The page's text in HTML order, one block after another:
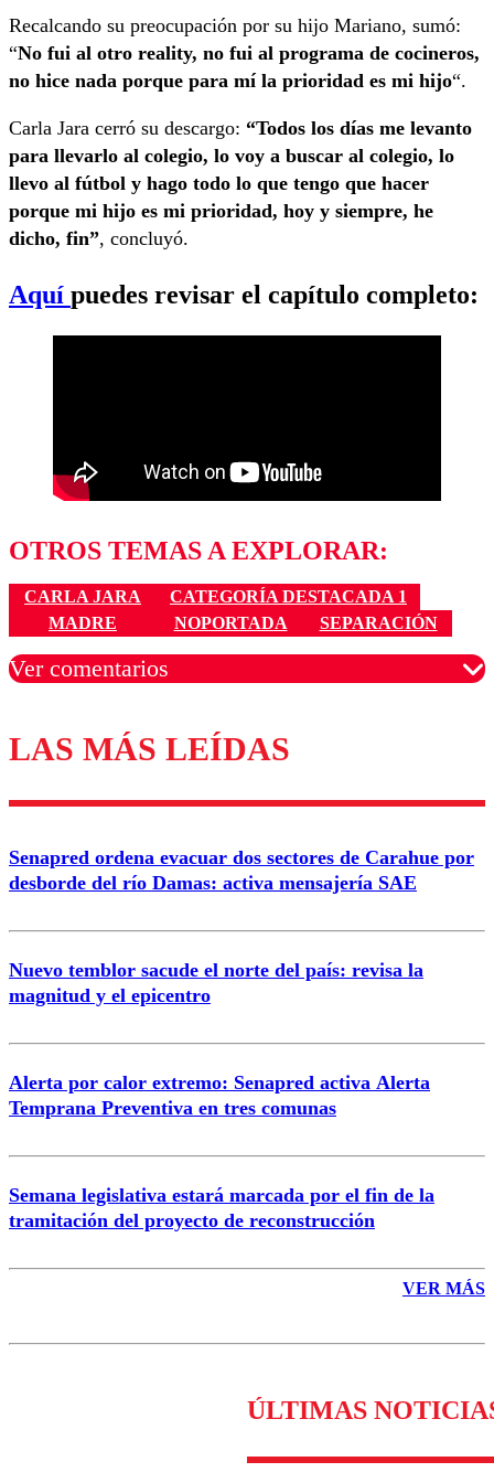
Recalcando su preocupación por su hijo Mariano, sumó:
“No fui al otro reality, no fui al programa de cocineros,
no hice nada porque para mí la prioridad es mi hijo“.
Carla Jara cerró su descargo: “Todos los días me levanto
para llevarlo al colegio, lo voy a buscar al colegio, lo
llevo al fútbol y hago todo lo que tengo que hacer
porque mi hijo es mi prioridad, hoy y siempre, he
dicho, fin”, concluyó.
Aquí puedes revisar el capítulo completo:
OTROS TEMAS A EXPLORAR:
CARLA JARA
CATEGORÍA DESTACADA 1
MADRE
NOPORTADA SEPARACIÓN
Ver comentarios
Los comentarios son moderados para garantizar un
diálogo respetuoso.
Nombre
Correo
LAS MÁS LEÍDAS
Senapred ordena evacuar dos sectores de Carahue por
desborde del río Damas: activa mensajería SAE
Nuevo temblor sacude el norte del país: revisa la
magnitud y el epicentro
Alerta por calor extremo: Senapred activa Alerta
Temprana Preventiva en tres comunas
Semana legislativa estará marcada por el fin de la
tramitación del proyecto de reconstrucción
VER MÁS
ÚLTIMAS